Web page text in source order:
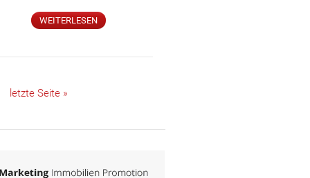
WEITERLESEN
letzte Seite »